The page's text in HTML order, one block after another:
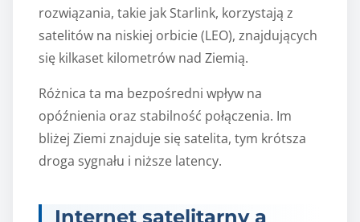
rozwiązania, takie jak Starlink, korzystają z
satelitów na niskiej orbicie (LEO), znajdujących
się kilkaset kilometrów nad Ziemią.
Różnica ta ma bezpośredni wpływ na
opóźnienia oraz stabilność połączenia. Im
bliżej Ziemi znajduje się satelita, tym krótsza
droga sygnału i niższe latency.
Internet satelitarny a